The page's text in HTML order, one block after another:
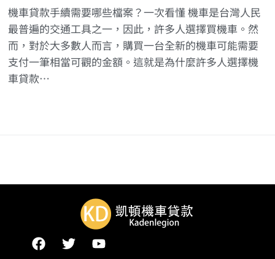
機車貸款手續需要哪些檔案？一次看懂 機車是台灣人民
最普遍的交通工具之一，因此，許多人選擇買機車。然
而，對於大多數人而言，購買一台全新的機車可能需要
支付一筆相當可觀的金額。這就是為什麼許多人選擇機
車貸款…